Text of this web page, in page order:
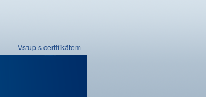
Vstup s certifikátem